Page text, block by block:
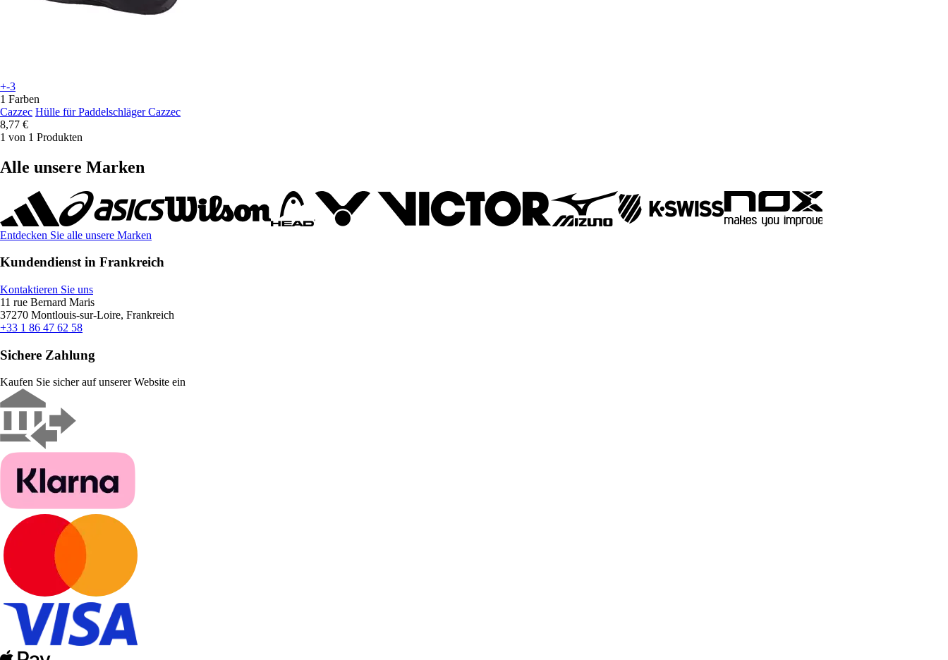
+-3
1 Farben
Cazzec Hülle für Paddelschläger Cazzec
8,77 €
1 von 1 Produkten
Alle unsere Marken
Entdecken Sie alle unsere Marken
Kundendienst in Frankreich
Kontaktieren Sie uns
11 rue Bernard Maris
37270 Montlouis-sur-Loire, Frankreich
+33 1 86 47 62 58
Sichere Zahlung
Kaufen Sie sicher auf unserer Website ein